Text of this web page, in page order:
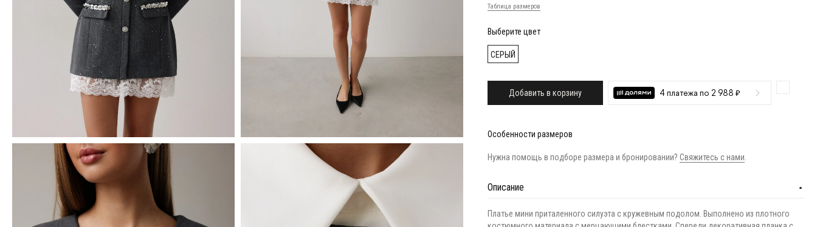
Таблица размеров
Выберите цвет
СЕРЫЙ
Добавить в корзину 4 платежа по 2 988 ₽
Особенности размеров
Нужна помощь в подборе размера и бронировании?Свяжитесь с нами
Описание
Платье мини приталенного силуэта с кружевным подолом. Выполнено из плотного